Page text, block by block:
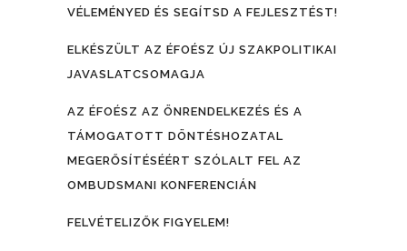
VÉLEMÉNYED ÉS SEGÍTSD A FEJLESZTÉST!
ELKÉSZÜLT AZ ÉFOÉSZ ÚJ SZAKPOLITIKAI
JAVASLATCSOMAGJA
AZ ÉFOÉSZ AZ ÖNRENDELKEZÉS ÉS A
TÁMOGATOTT DÖNTÉSHOZATAL
MEGERŐSÍTÉSÉÉRT SZÓLALT FEL AZ
OMBUDSMANI KONFERENCIÁN
FELVÉTELIZŐK FIGYELEM!